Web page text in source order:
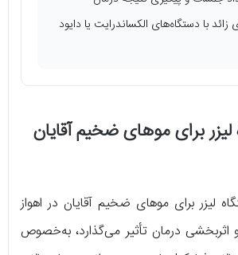
زائد با دستگاه‌های الکساندرایت یا دایود
برای موهای ضخیم آقایان
لیزر برای موهای ضخیم آقایان در اهواز
اثربخشی درمان تأثیر می‌گذارد، به‌خصوص